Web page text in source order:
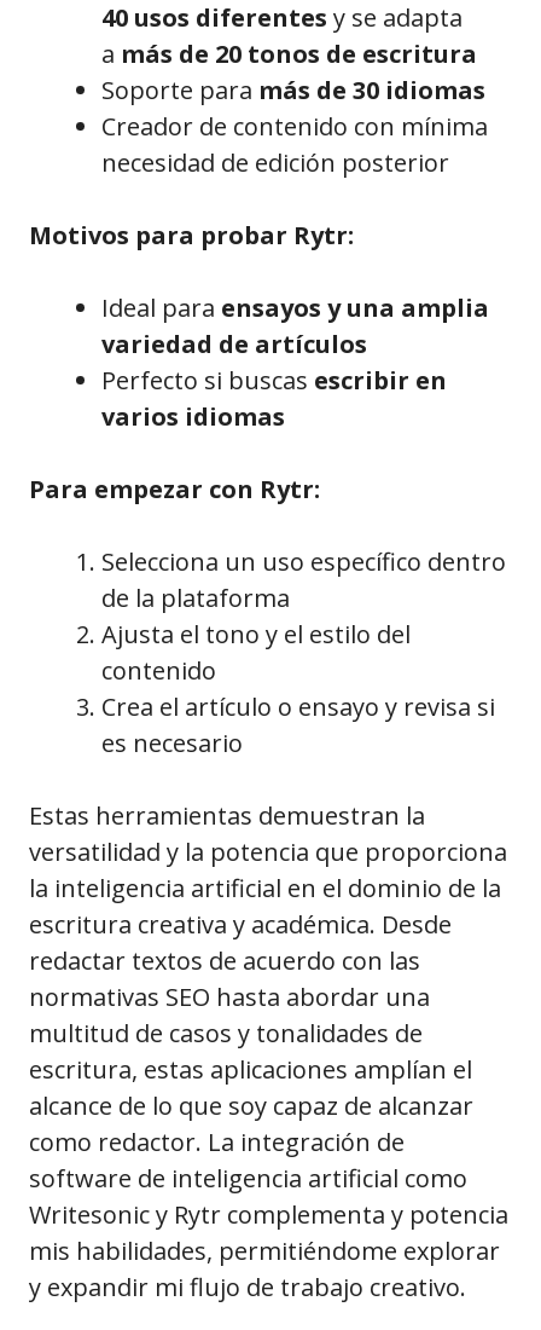
40 usos diferentes y se adapta
a más de 20 tonos de escritura
Soporte para más de 30 idiomas
Creador de contenido con mínima
necesidad de edición posterior
Motivos para probar Rytr:
Ideal para ensayos y una amplia
variedad de artículos
Perfecto si buscas escribir en
varios idiomas
Para empezar con Rytr:
Selecciona un uso específico dentro
de la plataforma
Ajusta el tono y el estilo del
contenido
Crea el artículo o ensayo y revisa si
es necesario
Estas herramientas demuestran la
versatilidad y la potencia que proporciona
la inteligencia artificial en el dominio de la
escritura creativa y académica. Desde
redactar textos de acuerdo con las
normativas SEO hasta abordar una
multitud de casos y tonalidades de
escritura, estas aplicaciones amplían el
alcance de lo que soy capaz de alcanzar
como redactor. La integración de
software de inteligencia artificial como
Writesonic y Rytr complementa y potencia
mis habilidades, permitiéndome explorar
y expandir mi flujo de trabajo creativo.